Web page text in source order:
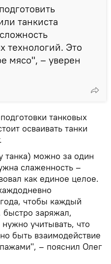
танкиста
технологий. Это
мясо", – уверен
танковых
осваивать танки
танка) можно за один
слаженность –
как единое целое.
чтобы каждый
заряжал,
учитывать, что
быть взаимодействие
– пояснил Олег